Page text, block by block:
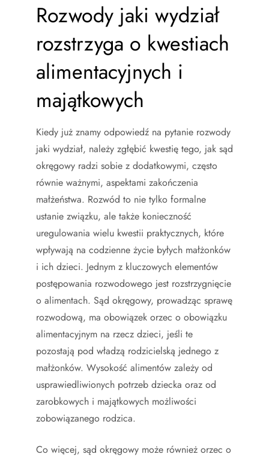
Rozwody jaki wydział
rozstrzyga o kwestiach
alimentacyjnych i
majątkowych
Kiedy już znamy odpowiedź na pytanie rozwody
jaki wydział, należy zgłębić kwestię tego, jak sąd
okręgowy radzi sobie z dodatkowymi, często
równie ważnymi, aspektami zakończenia
małżeństwa. Rozwód to nie tylko formalne
ustanie związku, ale także konieczność
uregulowania wielu kwestii praktycznych, które
wpływają na codzienne życie byłych małżonków
i ich dzieci. Jednym z kluczowych elementów
postępowania rozwodowego jest rozstrzygnięcie
o alimentach. Sąd okręgowy, prowadząc sprawę
rozwodową, ma obowiązek orzec o obowiązku
alimentacyjnym na rzecz dzieci, jeśli te
pozostają pod władzą rodzicielską jednego z
małżonków. Wysokość alimentów zależy od
usprawiedliwionych potrzeb dziecka oraz od
zarobkowych i majątkowych możliwości
zobowiązanego rodzica.
Co więcej, sąd okręgowy może również orzec o